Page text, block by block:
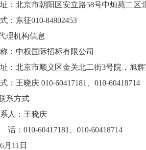
北京市朝阳区安立路58号中灿苑二区
：东征010-84802453
理机构信息
权国际招标有限公司
京市顺义区金关北二街3号院，旭
王晓庆 010-60417181
010-60418714
系方式
：王晓庆
： 010-60417181
010-60418714
6月 11 日